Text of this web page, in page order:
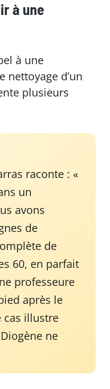
à une
à une
nettoyage d’un
plusieurs
raconte : «
un
avons
de
de
60, en parfait
professeure
après le
cas illustre
ne